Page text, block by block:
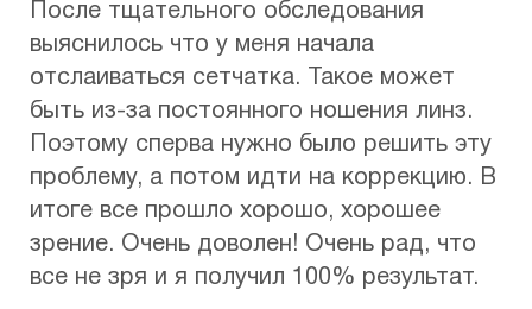
После тщательного обследования
выяснилось что у меня начала
отслаиваться сетчатка. Такое может
быть из-за постоянного ношения линз.
Поэтому сперва нужно было решить эту
проблему, а потом идти на коррекцию. В
итоге все прошло хорошо, хорошее
зрение. Очень доволен! Очень рад, что
все не зря и я получил 100% результат.